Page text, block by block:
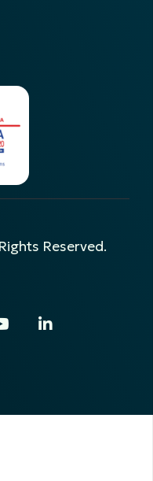
Reserved.